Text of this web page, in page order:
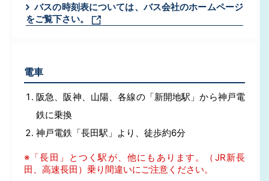
バスの時刻表については、バス会社のホームページ
をご覧下さい。
電車
阪急、阪神、山陽、各線の「新開地駅」から神戸電
鉄に乗換
神戸電鉄「長田駅」より、徒歩約6分
※「長田」とつく駅が、他にもあります。（JR新長
田、高速長田）乗り間違いにご注意ください。